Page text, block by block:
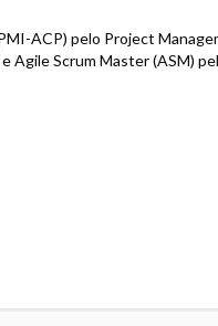
ACP) pelo Project
Scrum Master (ASM)